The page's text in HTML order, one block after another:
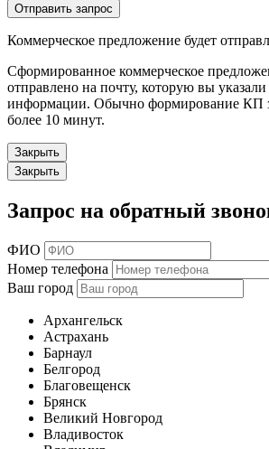
Отправить запрос
Коммерческое предложение будет
Сформированное коммерческое
отправлено на почту, которую вы
информации. Обычно формирование КП
более 10 минут.
Закрыть
Закрыть
Запрос на обратный
ФИО
Номер телефона
Ваш город
Архангельск
Астрахань
Барнаул
Белгород
Благовещенск
Брянск
Великий Новгород
Владивосток